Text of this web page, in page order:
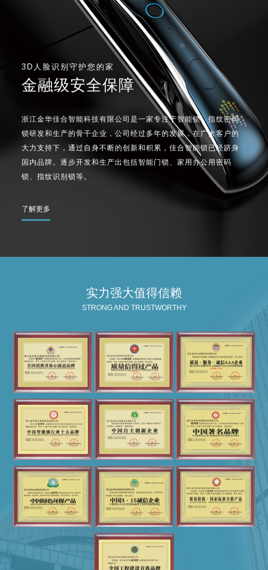
3D人脸识别守护您的家
金融级安全保障
浙江金华佳合智能科技有限公司是一家专注于智能锁、指纹密码
锁研发和生产的骨干企业，公司经过多年的发展，在广大客户的
大力支持下，通过自身不断的创新和积累，佳合智能锁已经跻身
国内品牌。逐步开发和生产出包括智能门锁、家用办公用密码
锁、指纹识别锁等。
了解更多
实力强大值得信赖
STRONG AND TRUSTWORTHY